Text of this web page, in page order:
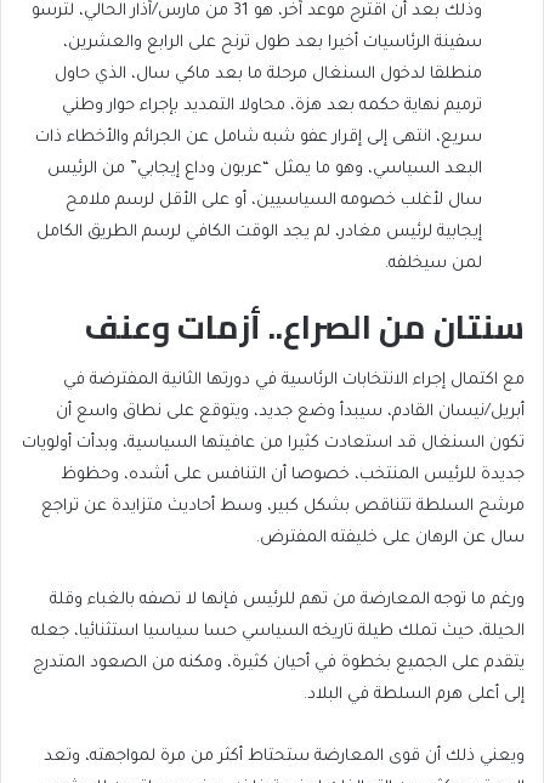
وذلك بعد أن اقترح موعد آخر، هو 31 من مارس/آذار الحالي، لترسو
سفينة الرئاسيات أخيرا بعد طول ترنح على الرابع والعشرين،
منطلقا لدخول السنغال مرحلة ما بعد ماكي سال، الذي حاول
ترميم نهاية حكمه بعد هزة، محاولا التمديد بإجراء حوار وطني
سريع، انتهى إلى إقرار عفو شبه شامل عن الجرائم والأخطاء ذات
البعد السياسي، وهو ما يمثل “عربون وداع إيجابي” من الرئيس
سال لأغلب خصومه السياسيين، أو على الأقل لرسم ملامح
إيجابية لرئيس مغادر، لم يجد الوقت الكافي لرسم الطريق الكامل
لمن سيخلفه.
سنتان من الصراع.. أزمات وعنف
مع اكتمال إجراء الانتخابات الرئاسية في دورتها الثانية المفترضة في
أبريل/نيسان القادم، سيبدأ وضع جديد، ويتوقع على نطاق واسع أن
تكون السنغال قد استعادت كثيرا من عافيتها السياسية، وبدأت أولويات
جديدة للرئيس المنتخب، خصوصا أن التنافس على أشده، وحظوظ
مرشح السلطة تتناقص بشكل كبير، وسط أحاديث متزايدة عن تراجع
سال عن الرهان على خليفته المفترض.
ورغم ما توجه المعارضة من تهم للرئيس فإنها لا تصفه بالغباء وقلة
الحيلة، حيث تملك طيلة تاريخه السياسي حسا سياسيا استثنائيا، جعله
يتقدم على الجميع بخطوة في أحيان كثيرة، ومكنه من الصعود المتدرج
إلى أعلى هرم السلطة في البلاد.
ويعني ذلك أن قوى المعارضة ستحتاط أكثر من مرة لمواجهته، وتعد